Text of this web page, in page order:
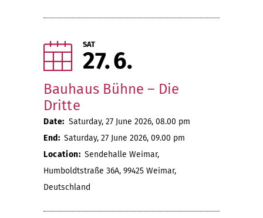
SAT
27 6
Bauhaus Bühne – Die
Dritte
Date: Saturday, 27 June 2026, 08.00 pm
End: Saturday, 27 June 2026, 09.00 pm
Location: Sendehalle Weimar,
Humboldtstraße 36A, 99425 Weimar,
Deutschland